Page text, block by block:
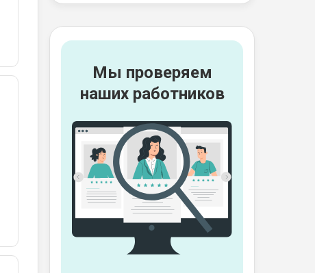
Мы проверяем
наших работников